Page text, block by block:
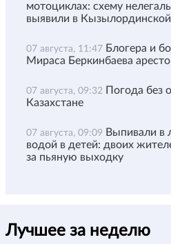
мотоциклах: схему
выявили в Кызылординской
07 августа, 11:47 Блогера и
Мираса Беркинбаева
07 августа, 09:32 Погода без
Казахстане
07 августа, 09:09 Выпивали в
водой в детей: двоих
за пьяную выходку
Лучшее за неделю